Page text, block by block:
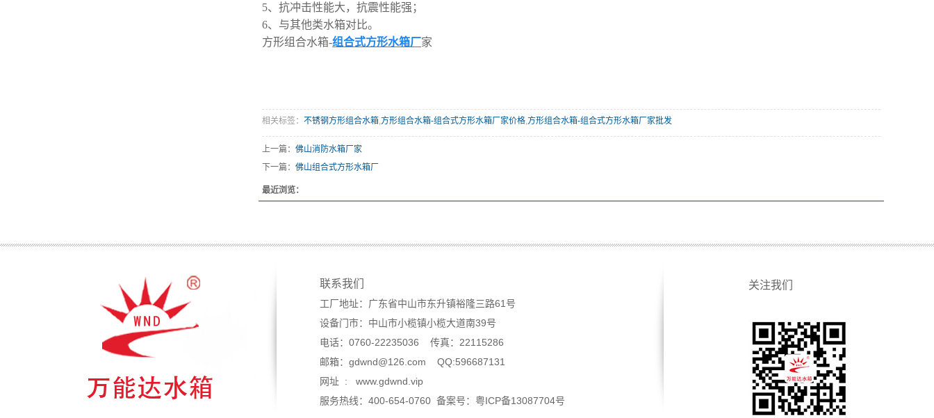
5、抗冲击性能大，抗震性能强；
6、与其他类水箱对比。
方形组合水箱-组合式方形水箱厂家
相关标签： 不锈钢方形组合水箱 方形组合水箱-组合式方形水箱厂家价格 方形组合水箱-组合式方形水箱厂家批发
上一篇： 佛山消防水箱厂家
下一篇： 佛山组合式方形水箱厂
最近浏览：
联系我们
工厂地址：广东省中山市东升镇裕隆三路61号
设备门市：中山市小榄镇小榄大道南39号
电话：0760-22235036 传真：22115286
邮箱：gdwnd@126.com QQ:596687131
网址 : www.gdwnd.vip
服务热线：400-654-0760 备案号： 粤ICP备13087704号
关注我们